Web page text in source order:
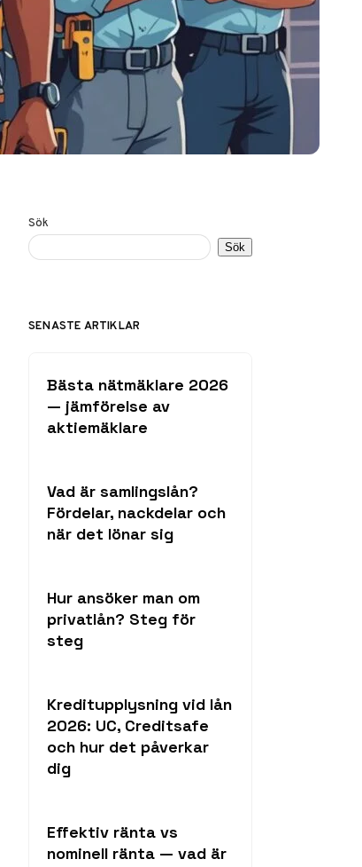
Sök
Sök
SENASTE ARTIKLAR
Bästa nätmäklare 2026
— jämförelse av
aktiemäklare
Vad är samlingslån?
Fördelar, nackdelar och
när det lönar sig
Hur ansöker man om
privatlån? Steg för
steg
Kreditupplysning vid lån
2026: UC, Creditsafe
och hur det påverkar
dig
Effektiv ränta vs
nominell ränta — vad är